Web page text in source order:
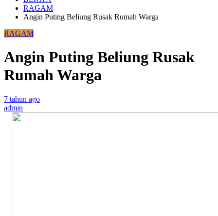
RAGAM
Angin Puting Beliung Rusak Rumah Warga
RAGAM
Angin Puting Beliung Rusak
Rumah Warga
7 tahun ago
admin